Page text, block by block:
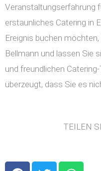
Veranstaltungserfahrung
erstaunliches Catering in
Ereignis buchen
Bellmann und lassen Sie
und freundlichen
überzeugt, dass Sie es
TEILEN
F T W